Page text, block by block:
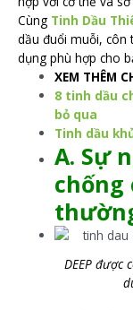
Cùng Tinh Dầu
dầu đuổi muỗi, côn
dụng phù hợp cho
XEM THÊM
8 tinh dầu
bỏ qua
Tinh dầu
A. Sự
DEEP được